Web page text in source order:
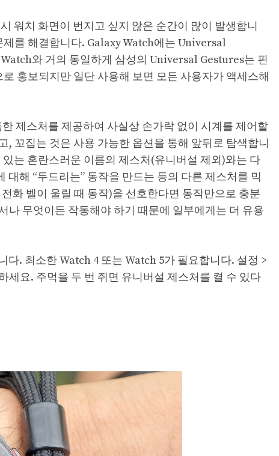
워치 화면이 번지고 싶지 않은 순간이 많이 발생합니
를 해결합니다. Galaxy Watch에는 Universal
와 거의 동일하게 삼성의 Universal Gestures는 핀
홍보되지만 일단 사용해 보면 모든 사용자가 액세스해
제스처를 제공하여 사실상 손가락 없이 시계를 제어할
꼬집는 것은 사용 가능한 옵션을 통해 앞뒤로 탐색합니
는 혼란스러운 이름의 제스처(유니버설 제외)와는 다
해 “두드리는” 동작을 만드는 등의 다른 제스처를 믹
화 벨이 울릴 때 동작)을 선호한다면 동작만으로 충분
무엇이든 작동해야 하기 때문에 일부에게는 더 유용
. 최소한 Watch 4 또는 Watch 5가 필요합니다. 설정 >
세요. 주먹을 두 번 쥐면 유니버설 제스처를 켤 수 있다